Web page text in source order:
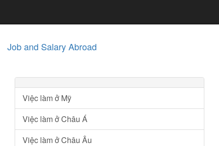
Job and Salary Abroad
Việc làm ở Mỹ
Việc làm ở Châu Á
Việc làm ở Châu Âu